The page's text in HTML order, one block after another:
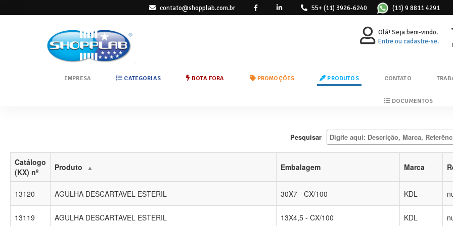
contato@shopplab.com.br 55+ (11) 3926-6240 (11) 9 8811 4291
Olá! Seja bem-vindo.
Entre ou cadastre-se.
EMPRESA CATEGORIAS BOTA FORA PROMOÇÕES PRODUTOS CONTATO
DOCUMENTOS
Pesquisar
Catálogo
(KX) nº
Produto ▲ Embalagem Marca
13120 AGULHA DESCARTAVEL ESTERIL 30X7 - CX/100 KDL
13119 AGULHA DESCARTAVEL ESTERIL 13X4,5 - CX/100 KDL